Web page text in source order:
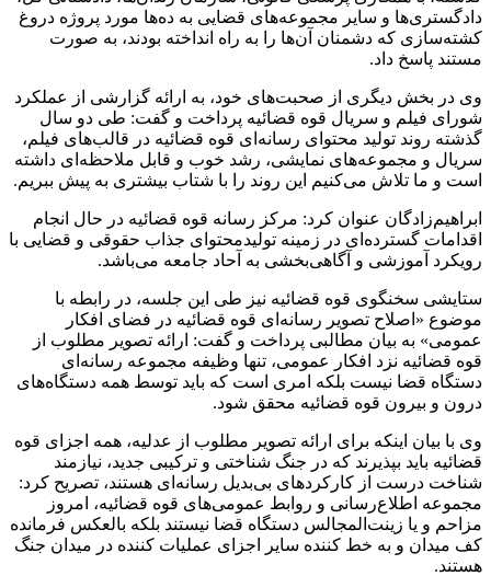
دادگستری‌ها و سایر مجموعه‌های قضایی به ده‌ها مورد پروژه دروغ
کشته‌سازی که دشمنان آن‌ها را به راه انداخته بودند، به صورت
مستند پاسخ داد.
وی در بخش دیگری از صحبت‌های خود، به ارائه گزارشی از عملکرد
شورای فیلم و سریال قوه قضائیه پرداخت و گفت: طی دو سال
گذشته روند تولید محتوای رسانه‌ای قوه قضائیه در قالب‌های فیلم،
سریال و مجموعه‌های نمایشی، رشد خوب و قابل ملاحظه‌ای داشته
است و ما تلاش می‌کنیم این روند را با شتاب بیشتری به پیش ببریم.
ابراهیم‌زادگان عنوان کرد: مرکز رسانه قوه قضائیه در حال انجام
اقدامات گسترده‌ای در زمینه تولیدمحتوای جذاب حقوقی و قضایی با
رویکرد آموزشی و آگاهی‌بخشی به آحاد جامعه می‌باشد.
ستایشی سخنگوی قوه قضائیه نیز طی این جلسه، در رابطه با
موضوع «اصلاح تصویر رسانه‌ای قوه قضائیه در فضای افکار
عمومی» به بیان مطالبی پرداخت و گفت: ارائه تصویر مطلوب از
قوه قضائیه نزد افکار عمومی، تنها وظیفه مجموعه رسانه‌ای
دستگاه قضا نیست بلکه امری است که باید توسط همه دستگاه‌های
درون و بیرون قوه قضائیه محقق شود.
وی با بیان اینکه برای ارائه تصویر مطلوب از عدلیه، همه اجزای قوه
قضائیه باید بپذیرند که در جنگ شناختی و ترکیبی جدید، نیازمند
شناخت درست از کارکرد‌های بی‌بدیل رسانه‌ای هستند، تصریح کرد:
مجموعه اطلاع‌رسانی و روابط عمومی‌های قوه قضائیه، امروز
مزاحم و یا زینت‌المجالس دستگاه قضا نیستند بلکه بالعکس فرمانده
کف میدان و به خط کننده سایر اجزای عملیات کننده در میدان جنگ
هستند.